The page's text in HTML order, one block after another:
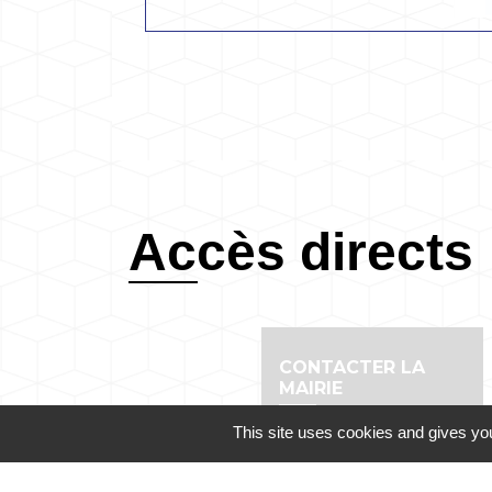
Accès directs
CONTACTER LA
MAIRIE
email
This site uses cookies and gives